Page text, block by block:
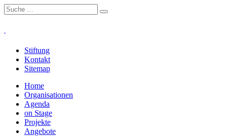
Stiftung
Kontakt
Sitemap
Home
Organisationen
Agenda
on Stage
Projekte
Angebote